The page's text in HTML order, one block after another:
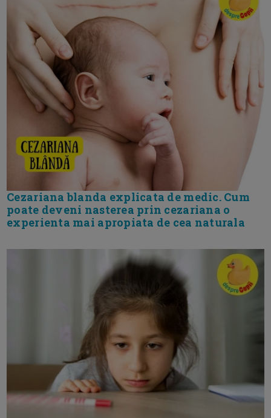
Cezariana blanda explicata de medic. Cum
poate deveni nasterea prin cezariana o
experienta mai apropiata de cea naturala